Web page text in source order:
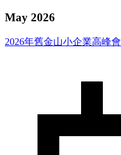
May 2026
2026年舊金山小企業高峰會